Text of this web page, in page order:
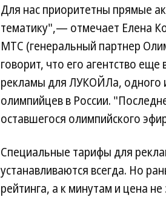
Для нас приоритетны прямые
тематику",— отмечает Елена
МТС (генеральный партнер
говорит, что его агентство
рекламы для ЛУКОЙЛа, одного
олимпийцев в России.
оставшегося олимпийского
Специальные тарифы для
устанавливаются всегда. Но
рейтинга, а к минутам и цена